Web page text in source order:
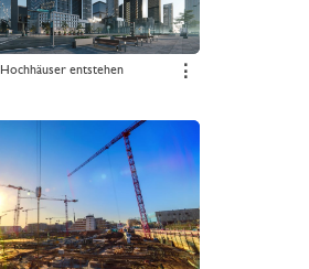
Hochhäuser entstehen ⋮